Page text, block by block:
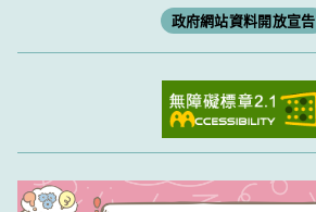
政府網站資料開放宣告